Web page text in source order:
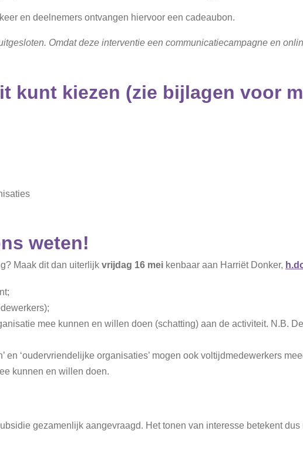
en deelnemers ontvangen hiervoor een cadeaubon.
Omdat deze interventie een communicatiecampagne en
kunt kiezen (zie bijlagen voor
weten!
Maak dit dan uiterlijk vrijdag 16 mei kenbaar aan Harriët Donker,
mee kunnen en willen doen (schatting) aan de activiteit. N.B.
en ‘oudervriendelijke organisaties’ mogen ook voltijdmedewerkers
kunnen en willen doen.
gezamenlijk aangevraagd. Het tonen van interesse betekent